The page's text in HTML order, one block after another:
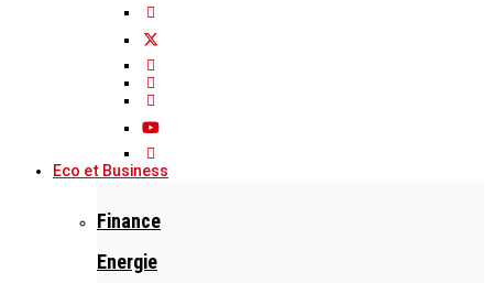
Eco et Business
Finance
Energie